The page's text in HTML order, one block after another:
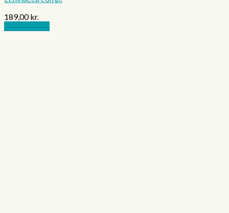
189,00kr.